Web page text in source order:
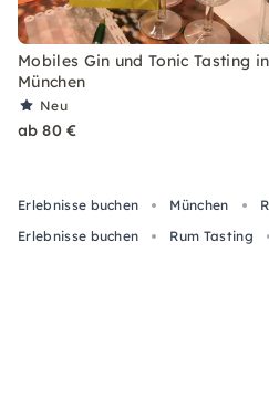
Mobiles Gin und Tonic Tasting in
München
Neu
ab 80 €
Erlebnisse buchen München
Erlebnisse buchen
Rum Tasting